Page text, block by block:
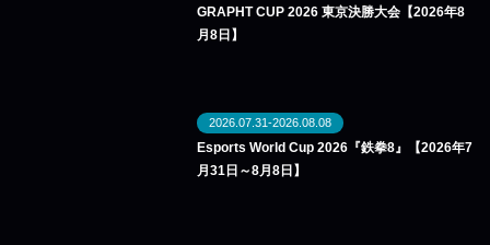
GRAPHT CUP 2026 東京決勝大会【2026年8
月8日】
2026.07.31-2026.08.08
Esports World Cup 2026『鉄拳8』【2026年7
月31日～8月8日】